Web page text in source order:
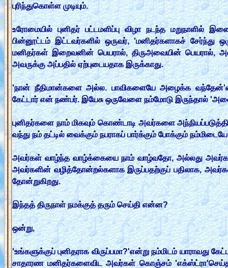
புரிந்துகொள்ள முடியும்.
உரோமையில் புனிதர் பட்டமளிப்பு விழா நடந்த மறுநாளில்
பின்னூட்டம் இட்டவர்களில் ஒருவர், 'மனிதர்களாகச் சேர்ந்து
மனிதர்கள் இறைவனின் பெயரால், திருஅவையின் பெயரால்,
அவருக்கு அப்பதில் ஏற்புடையதாக இருக்காது.
'நான் நீதிமான்களை அல்ல. பாவிகளையே அழைக்க
கேட்டார் என் நண்பர். இயேசு ஒருவேளை நம்மோடு இருந்தால்
புனிதர்களை நாம் மிகவும் கொண்டாடி அவர்களை
வந்து நம் தட்டில் வைக்கும் நபராகப் பார்க்கும் போக்கும்
அவர்கள் வாழ்ந்த வாழ்க்கையை நாம் வாழ்வதோ, அல்லது அவர்கள்
அவர்களின் வழித்தோன்றல்களாக இருப்பதற்குப் பதிலாக,
தோன்றுகிறது.
இந்தத் திருநாள் நமக்குத் தரும் செய்தி என்ன?
ஒன்று,
'உங்களுக்குப் புனிதராக விருப்பமா?'என்று நம்மிடம்
சாதாரண மனிதர்களைவிட அவர்கள் கொஞ்சம்